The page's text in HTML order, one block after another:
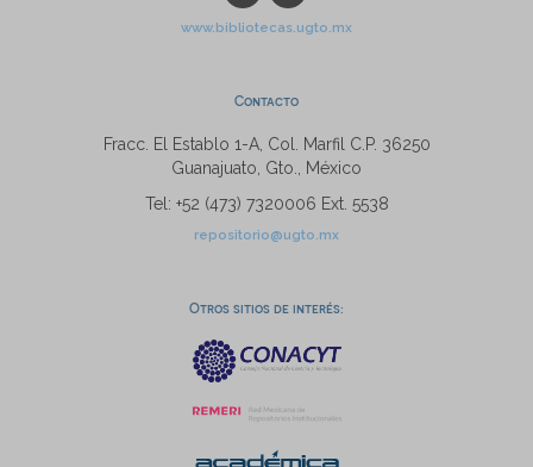
www.bibliotecas.ugto.mx
Contacto
Fracc. El Establo 1-A, Col. Marfil C.P. 36250
Guanajuato, Gto., México
Tel: +52 (473) 7320006 Ext. 5538
repositorio@ugto.mx
Otros sitios de interés: